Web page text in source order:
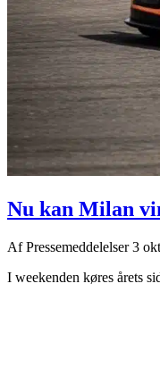
Nu kan Milan
AfPressemeddelelser3
I weekenden køres årets